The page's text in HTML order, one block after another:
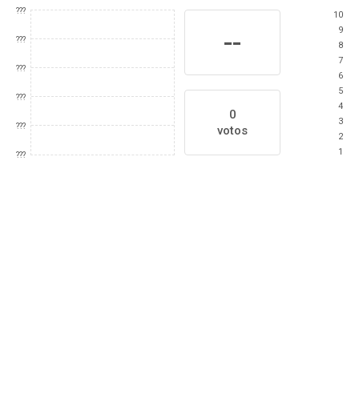
???
???
???
???
???
???
--
0
votos
10
9
8
7
6
5
4
3
2
1